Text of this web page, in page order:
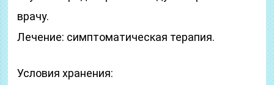
врачу.
Лечение: симптоматическая терапия.
Условия хранения: